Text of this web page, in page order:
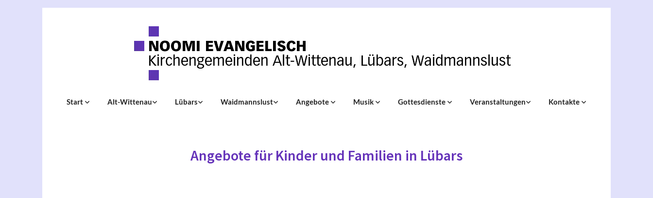
Start Alt-Wittenau Lübars Waidmannslust Angebote Musik Gottesdienste Veranstaltungen Kontakte
Angebote für Kinder und Familien in Lübars